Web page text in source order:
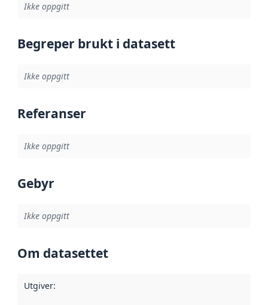
Ikke oppgitt
Begreper brukt i datasett
Ikke oppgitt
Referanser
Ikke oppgitt
Gebyr
Ikke oppgitt
Om datasettet
Utgiver: